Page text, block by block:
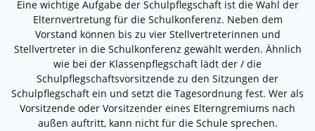
Eine wichtige Aufgabe der Schulpflegschaft ist die Wahl der
Elternvertretung für die Schulkonferenz. Neben dem
Vorstand können bis zu vier Stellvertreterinnen und
Stellvertreter in die Schulkonferenz gewählt werden. Ähnlich
wie bei der Klassenpflegschaft lädt der / die
Schulpflegschaftsvorsitzende zu den Sitzungen der
Schulpflegschaft ein und setzt die Tagesordnung fest. Wer als
Vorsitzende oder Vorsitzender eines Elterngremiums nach
außen auftritt, kann nicht für die Schule sprechen.